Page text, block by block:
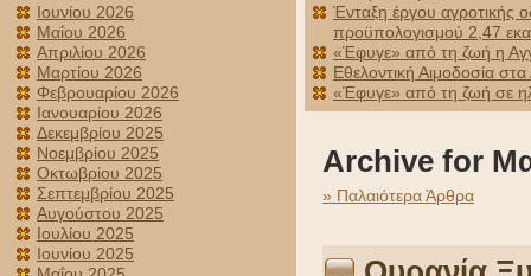
Ιουνίου 2026
Μαΐου 2026
Απριλίου 2026
Μαρτίου 2026
Φεβρουαρίου 2026
Ιανουαρίου 2026
Δεκεμβρίου 2025
Νοεμβρίου 2025
Οκτωβρίου 2025
Σεπτεμβρίου 2025
Αυγούστου 2025
Ιουλίου 2025
Ιουνίου 2025
Ένταξη έργου αγροτικής
προϋπολογισμού 2,47
«Έφυγε» από τη ζωή η
Εθελοντική Αιμοδοσία
«Έφυγε» από τη ζωή σε
Archive for
» Παλαιότερα Άρθρα